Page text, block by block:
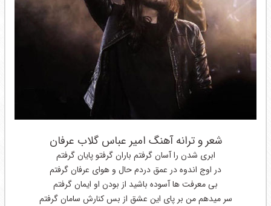
شعر و ترانه آهنگ امیر عباس گلاب عرفان
ابری شدن را آسان گرفتم باران گرفتو پایان گرفتم
در اوج اندوه در عمق دردم حال و هوای عرفان گرفتم
بی معرفت ها آسوده باشید از بودن او ایمان گرفتم
سر میدهم من بر پای این عشق از بس کنارش سامان گرفتم